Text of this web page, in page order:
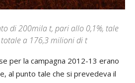
di 200mila t, pari allo 0,1%, tale
a 176,3 milioni di t
per la campagna 2012-13 erano
al punto tale che si prevedeva il